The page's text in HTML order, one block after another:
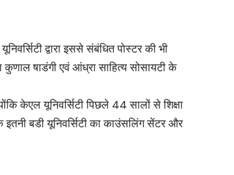
द्वारा इससे संबंधित पोस्टर की भी
षाडंगी एवं आंध्रा साहित्य सोसायटी के
केएल यूनिवर्सिटी पिछले 44 सालों से शिक्षा
बडी यूनिवर्सिटी का काउंसलिंग सेंटर और